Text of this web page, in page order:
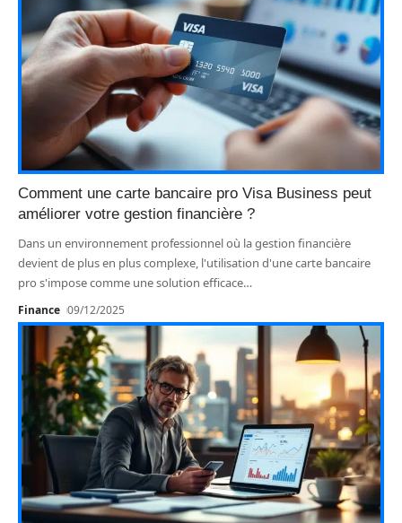
Comment une carte bancaire pro Visa Business peut
améliorer votre gestion financière ?
Dans un environnement professionnel où la gestion financière
devient de plus en plus complexe, l'utilisation d'une carte bancaire
pro s'impose comme une solution efficace…
Finance 09/12/2025